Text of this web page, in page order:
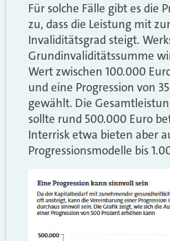
Für solche Fälle gibt es die
zu, dass die Leistung mit
Invaliditätsgrad steigt.
Grundinvaliditätssumme
Wert zwischen 100.000
und eine Progression von
gewählt. Die
sollte rund 500.000 Euro
Interrisk etwa bieten aber
Progressionsmodelle bis